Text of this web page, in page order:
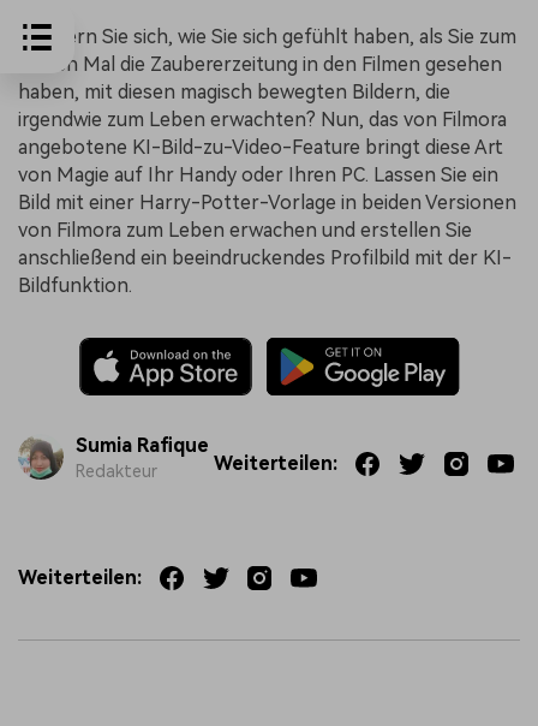
Erinnern Sie sich, wie Sie sich gefühlt haben, als Sie zum
ersten Mal die Zaubererzeitung in den Filmen gesehen
haben, mit diesen magisch bewegten Bildern, die
irgendwie zum Leben erwachten? Nun, das von Filmora
angebotene KI-Bild-zu-Video-Feature bringt diese Art
von Magie auf Ihr Handy oder Ihren PC. Lassen Sie ein
Bild mit einer Harry-Potter-Vorlage in beiden Versionen
von Filmora zum Leben erwachen und erstellen Sie
anschließend ein beeindruckendes Profilbild mit der KI-
Bildfunktion.
Sumia Rafique
Redakteur Weiterteilen:
Weiterteilen: